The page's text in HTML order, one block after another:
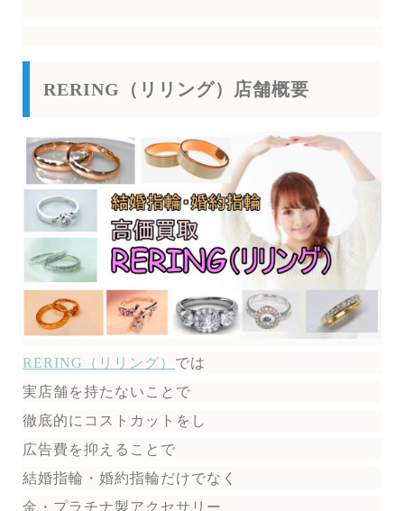
RERING（リリング）店舗概要
RERING（リリング） では
実店舗を持たないことで
徹底的にコストカットをし
広告費を抑えることで
結婚指輪・婚約指輪だけでなく
金・プラチナ製アクセサリー